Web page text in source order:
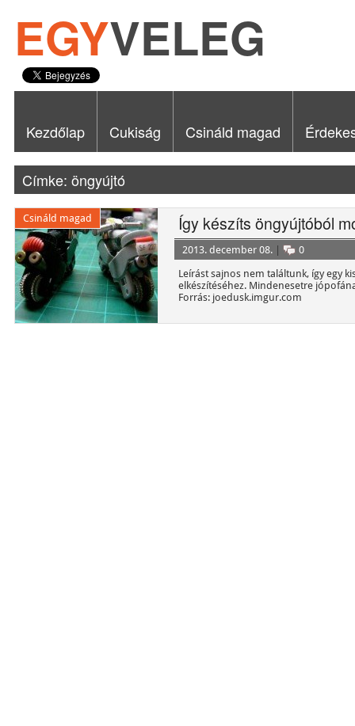
EGYVELEG
Kezdőlap Cukiság Csináld magad
Címke: öngyújtó
Csináld magad Így készíts öngyújtóból
2013. december 08.
0
Leírást sajnos nem találtunk, így egy
elkészítéséhez. Mindenesetre
Forrás: joedusk.imgur.com